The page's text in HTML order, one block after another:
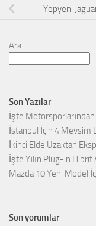
Yepyeni
Ara
Son Yazılar
İşte Motorsporlarından
İstanbul İçin 4 Mevsim
İkinci Elde Uzaktan
İşte Yılın Plug-in Hibrit
Mazda 10 Yeni Model
Son yorumlar